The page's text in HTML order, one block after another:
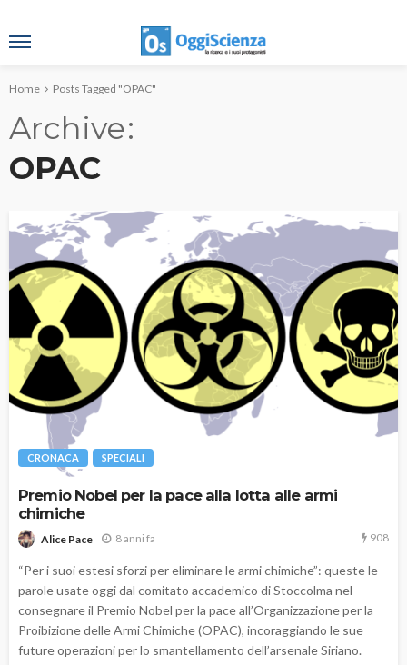
Home Posts Tagged "OPAC"
Archive
OPAC
CRONACA SPECIALI
Premio Nobel per la pace alla lotta alle armi
chimiche
Alice Pace 8 anni fa 908
“Per i suoi estesi sforzi per eliminare le armi chimiche”: queste le
parole usate oggi dal comitato accademico di Stoccolma nel
consegnare il Premio Nobel per la pace all’Organizzazione per la
Proibizione delle Armi Chimiche (OPAC), incoraggiando le sue
future operazioni per lo smantellamento dell’arsenale Siriano.